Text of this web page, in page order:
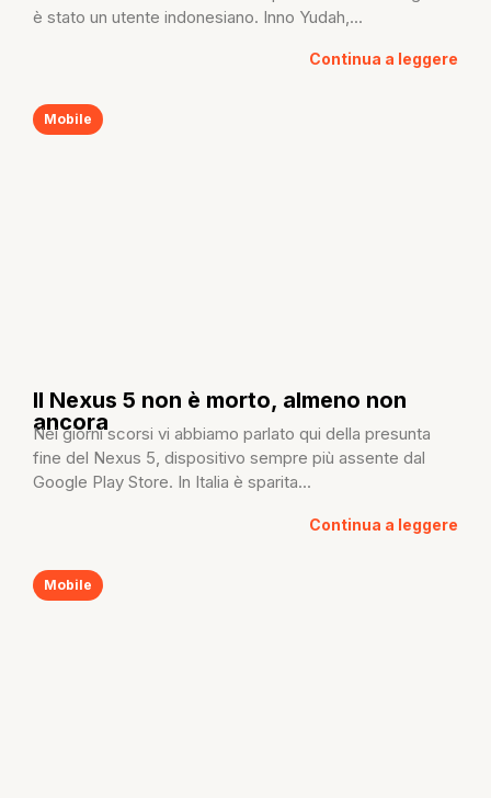
è stato un utente indonesiano. Inno Yudah,...
Continua a leggere
Mobile
Il Nexus 5 non è morto, almeno non
ancora
Nei giorni scorsi vi abbiamo parlato qui della presunta
fine del Nexus 5, dispositivo sempre più assente dal
Google Play Store. In Italia è sparita...
Continua a leggere
Mobile